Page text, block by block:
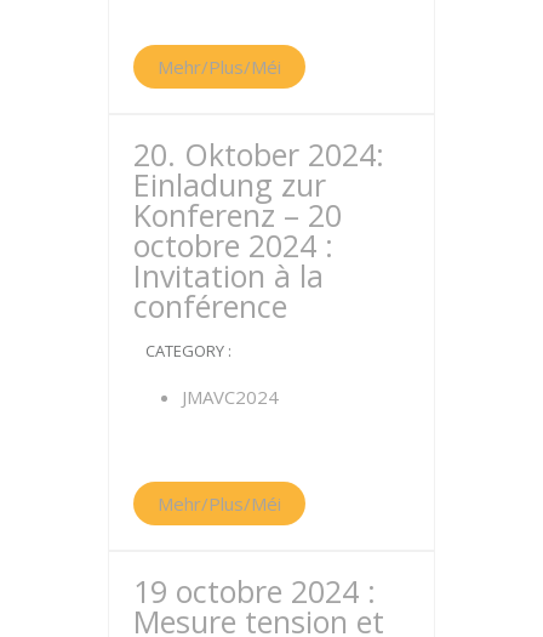
Mehr/Plus/Méi
20. Oktober 2024:
Einladung zur
Konferenz – 20
octobre 2024 :
Invitation à la
conférence
CATEGORY :
JMAVC2024
Mehr/Plus/Méi
19 octobre 2024 :
Mesure tension et